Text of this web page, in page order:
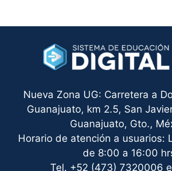
Nueva Zona UG: Carretera a
Guanajuato, km 2.5, San
Guanajuato, Gto.,
Horario de atención a usuarios:
de 8:00 a 16:00
Tel. +52 (473) 7320006